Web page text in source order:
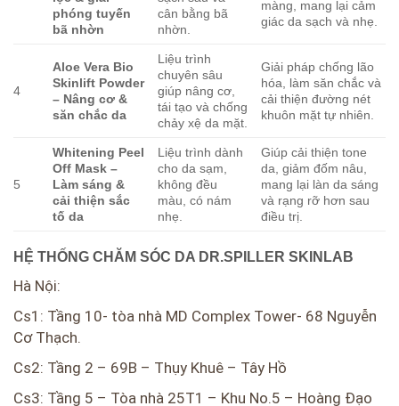
phóng tuyến
bã nhờn
cân bằng bã
nhờn.
màng, mang lại cảm
giác da sạch và nhẹ.
4
Aloe Vera Bio
Skinlift Powder
– Nâng cơ &
săn chắc da
Liệu trình
chuyên sâu
giúp nâng cơ,
tái tạo và chống
chảy xệ da mặt.
Giải pháp chống lão
hóa, làm săn chắc và
cải thiện đường nét
khuôn mặt tự nhiên.
5
Whitening Peel
Off Mask –
Làm sáng &
cải thiện sắc
tố da
Liệu trình dành
cho da sạm,
không đều
màu, có nám
nhẹ.
Giúp cải thiện tone
da, giảm đốm nâu,
mang lại làn da sáng
và rạng rỡ hơn sau
điều trị.
HỆ THỐNG CHĂM SÓC DA DR.SPILLER SKINLAB
Hà Nội:
Cs1: Tầng 10- tòa nhà MD Complex Tower- 68 Nguyễn
Cơ Thạch.
Cs2: Tầng 2 – 69B – Thụy Khuê – Tây Hồ
Cs3: Tầng 5 – Tòa nhà 25T1 – Khu No.5 – Hoàng Đạo